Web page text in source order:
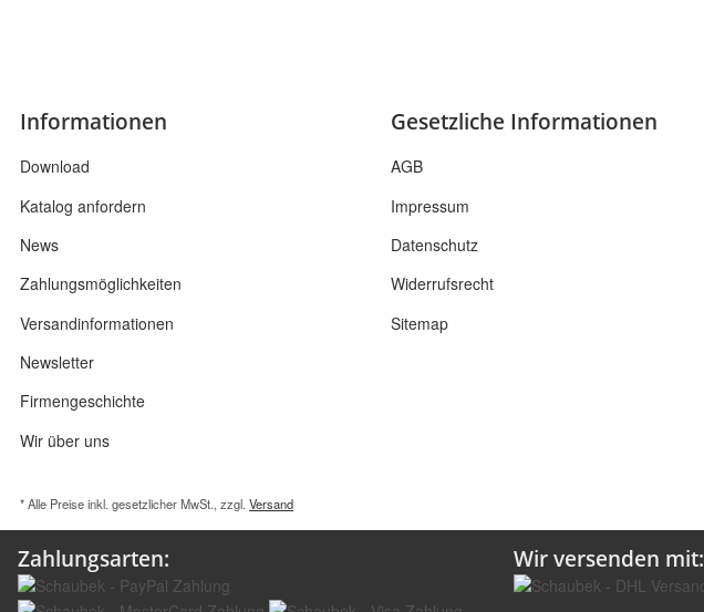
Informationen
Download
Katalog anfordern
News
Zahlungsmöglichkeiten
Versandinformationen
Newsletter
Firmengeschichte
Wir über uns
Gesetzliche Informationen
AGB
Impressum
Datenschutz
Widerrufsrecht
Sitemap
* Alle Preise inkl. gesetzlicher MwSt., zzgl. Versand
Zahlungsarten: Wir versenden mit: